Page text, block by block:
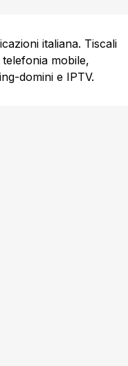
italiana. Tiscali
mobile,
domini e IPTV.